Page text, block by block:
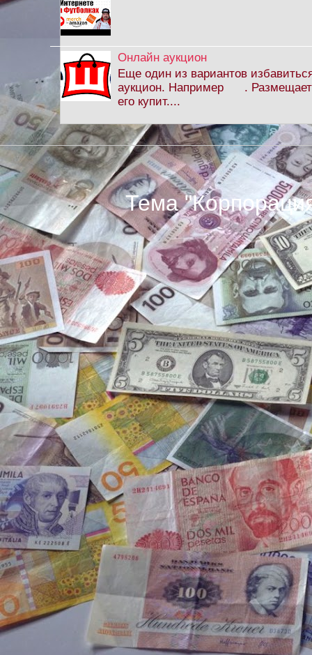
Онлайн аукцион
Еще один из вариантов
аукцион. Например .
его купит....
Тема